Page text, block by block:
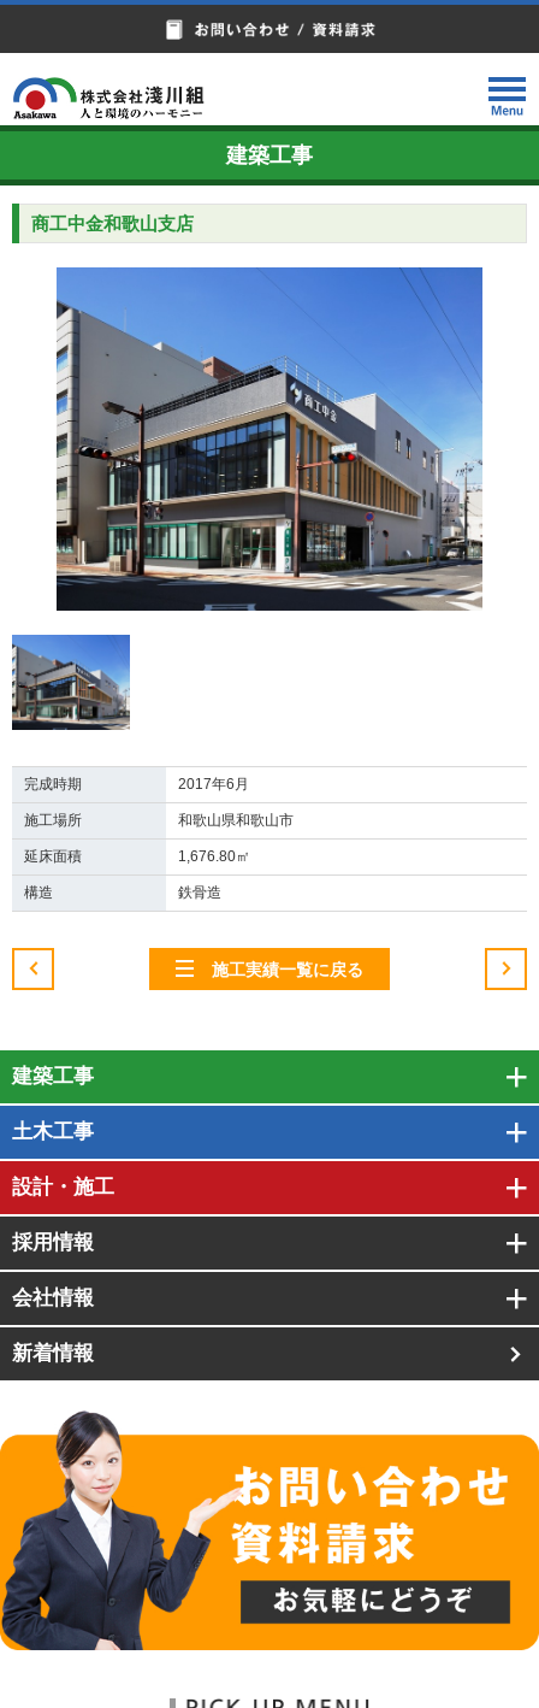
建築工事
商工中金和歌山支店
完成時期 2017年6月
施工場所 和歌山県和歌山市
延床面積 1,676.80㎡
構造 鉄骨造
施工実績一覧に戻る
建築工事
土木工事
設計・施工
採用情報
会社情報
新着情報